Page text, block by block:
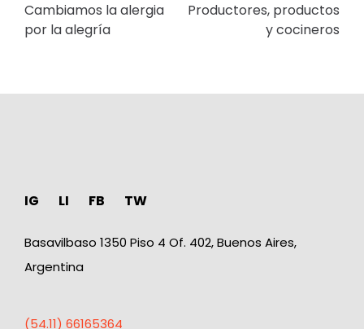
Cambiamos la alergia
por la alegría
Productores, productos
y cocineros
IG LI FB TW
Basavilbaso 1350 Piso 4 Of. 402, Buenos Aires,
Argentina
(54.11) 66165364